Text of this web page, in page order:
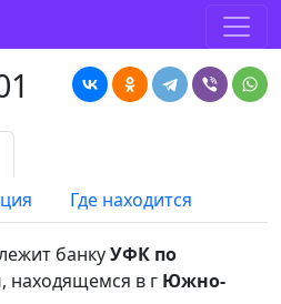
Где находится
банкуУФК по
, находящемся в г Южно-